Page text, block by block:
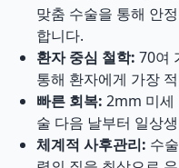
맞춤 수술을 통해 안
합니다.
환자 중심 철학: 70여
통해 환자에게 가장
빠른 회복: 2mm 미세
술 다음 날부터 일상
체계적 사후관리: 수